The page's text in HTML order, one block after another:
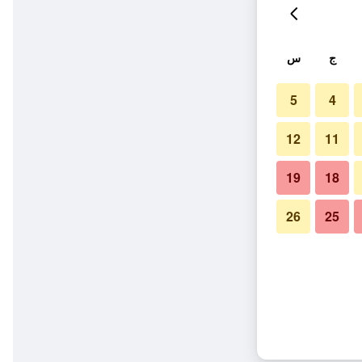
ج س
4
5
11
12
18
19
25
26